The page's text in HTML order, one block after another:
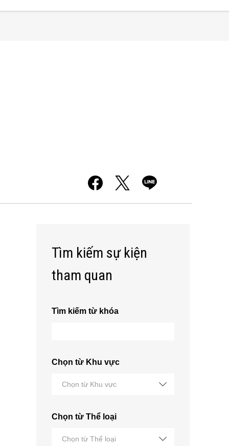
Tìm kiếm sự kiện
tham quan
Tìm kiếm từ khóa
Chọn từ Khu vực
Chọn từ Khu vực
Chọn từ Thể loại
Chọn từ Thể loại